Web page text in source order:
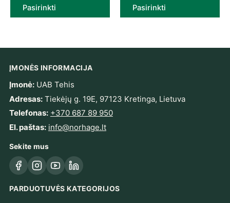
Pasirinkti Pasirinkti
ĮMONĖS INFORMACIJA
Įmonė:UAB Tehis
Adresas:Tiekėjų g. 19E, 97123 Kretinga, Lietuva
Telefonas: +370 687 89 950
El. paštas: info@norhage.lt
Sekite mus
FacebookInstagram
YouTubeLinkedIn
PARDUOTUVĖS KATEGORIJOS